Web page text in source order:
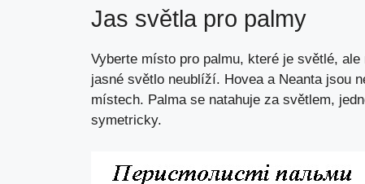
Jas světla pro palmy
Vyberte místo pro palmu, které je světlé,
jasné světlo neublíží. Hovea a Neanta jsou
místech. Palma se natahuje za světlem,
symetricky.